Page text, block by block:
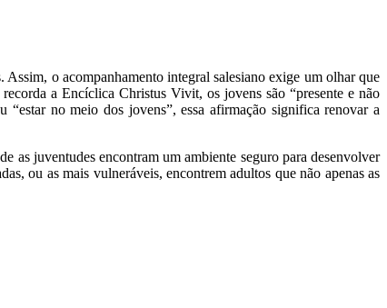
o acompanhamento integral salesiano exige um olhar que
a Encíclica Christus Vivit, os jovens são “presente e não
“estar no meio dos jovens”, essa afirmação significa renovar a
as juventudes encontram um ambiente seguro para desenvolver
ou as mais vulneráveis, encontrem adultos que não apenas as